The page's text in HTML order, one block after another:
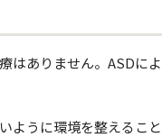
はありません。ASDに
ように環境を整えるこ